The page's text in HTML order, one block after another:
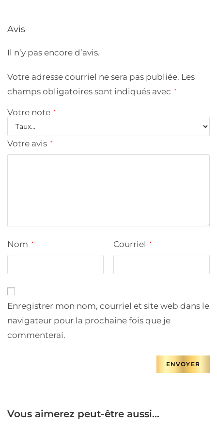
Avis
Il n’y pas encore d’avis.
Votre adresse courriel ne sera pas publiée. Les
champs obligatoires sont indiqués avec
*
Votre note *
Votre avis *
Nom * Courriel *
Enregistrer mon nom, courriel et site web dans le
navigateur pour la prochaine fois que je
commenterai.
Vous aimerez peut-être aussi…